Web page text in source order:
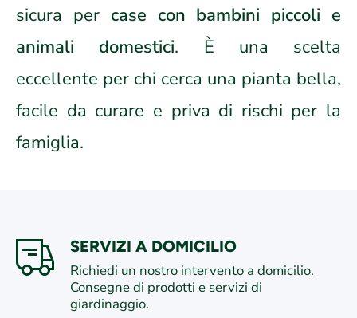
sicura per case con bambini piccoli e
animali domestici. È una scelta
eccellente per chi cerca una pianta bella,
facile da curare e priva di rischi per la
famiglia.
SERVIZI A DOMICILIO
Richiedi un nostro intervento a domicilio.
Consegne di prodotti e servizi di
giardinaggio.